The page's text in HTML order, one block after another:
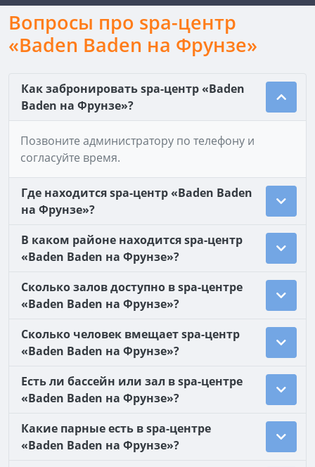
Вопросы про spa-центр
«Baden Baden на Фрунзе»
Как забронировать spa-центр «Baden
Baden на Фрунзе»?
Позвоните администратору по телефону и
согласуйте время.
Где находится spa-центр «Baden Baden
на Фрунзе»?
В каком районе находится spa-центр
«Baden Baden на Фрунзе»?
Сколько залов доступно в spa-центре
«Baden Baden на Фрунзе»?
Сколько человек вмещает spa-центр
«Baden Baden на Фрунзе»?
Есть ли бассейн или зал в spa-центре
«Baden Baden на Фрунзе»?
Какие парные есть в spa-центре
«Baden Baden на Фрунзе»?